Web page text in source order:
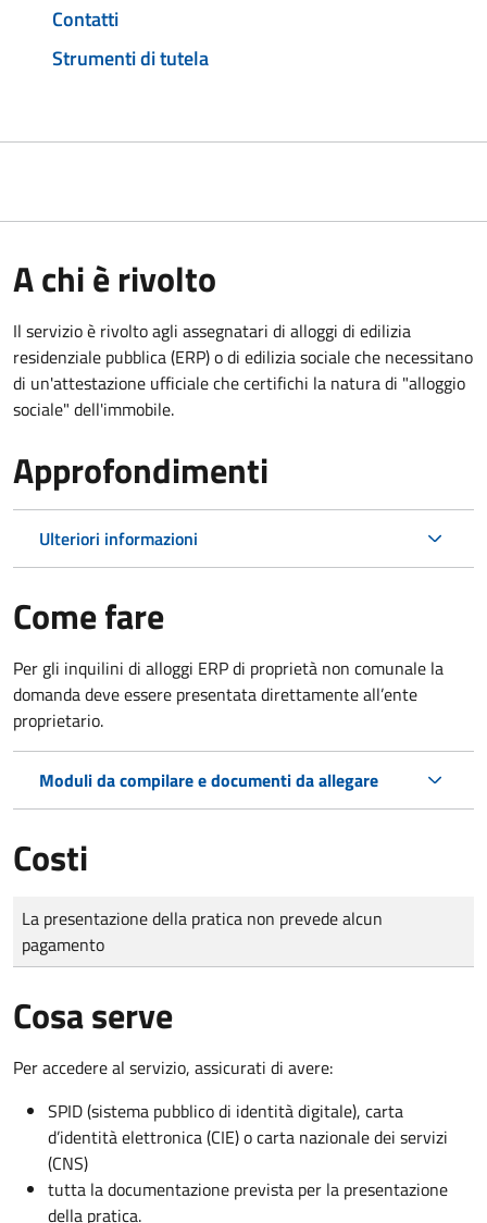
Contatti
Strumenti di tutela
A chi è rivolto
Il servizio è rivolto agli assegnatari di alloggi di edilizia
residenziale pubblica (ERP) o di edilizia sociale che necessitano
di un'attestazione ufficiale che certifichi la natura di "alloggio
sociale" dell'immobile.
Approfondimenti
Ulteriori informazioni
Come fare
Per gli inquilini di alloggi ERP di proprietà non comunale la
domanda deve essere presentata direttamente all’ente
proprietario.
Moduli da compilare e documenti da allegare
Costi
Tipo di pagamento
Importo
La presentazione della pratica non prevede alcun
pagamento
Cosa serve
Per accedere al servizio, assicurati di avere:
SPID (sistema pubblico di identità digitale), carta
d’identità elettronica (CIE) o carta nazionale dei servizi
(CNS)
tutta la documentazione prevista per la presentazione
della pratica.